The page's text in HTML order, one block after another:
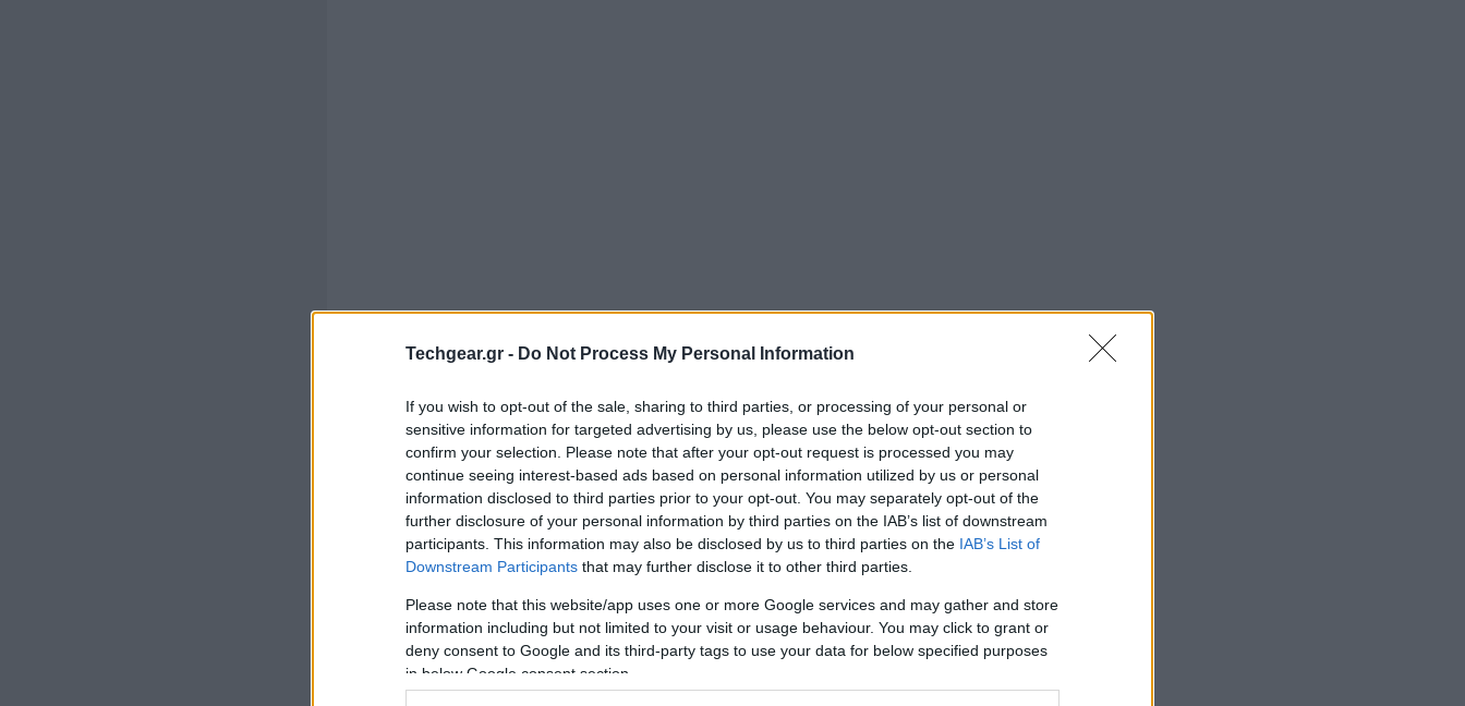
Techgear.gr - Do Not Process My Personal Information
If you wish to opt-out of the sale, sharing to third parties, or processing of your personal or
sensitive information for targeted advertising by us, please use the below opt-out section to
confirm your selection. Please note that after your opt-out request is processed you may
continue seeing interest-based ads based on personal information utilized by us or personal
information disclosed to third parties prior to your opt-out. You may separately opt-out of the
further disclosure of your personal information by third parties on the IAB’s list of downstream
participants. This information may also be disclosed by us to third parties on the IAB’s List of
Downstream Participants that may further disclose it to other third parties.
Please note that this website/app uses one or more Google services and may gather and store
information including but not limited to your visit or usage behaviour. You may click to grant or
deny consent to Google and its third-party tags to use your data for below specified purposes
in below Google consent section.